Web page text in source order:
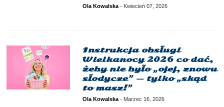
Ola Kowalska - Kwiecień 07, 2026
Instrukcja obsługi
Wielkanocy 2026 co dać,
żeby nie było „ojej, znowu
słodycze” — tylko „skąd
to masz!”
Ola Kowalska - Marzec 16, 2026